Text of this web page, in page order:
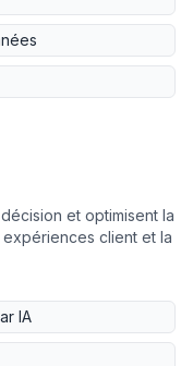
et optimisent la
client et la
IA